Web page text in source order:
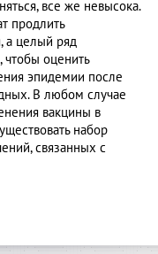
все же невысока.
продлить
а целый ряд
оценить
эпидемии после
В любом случае
вакцины в
набор
связанных с